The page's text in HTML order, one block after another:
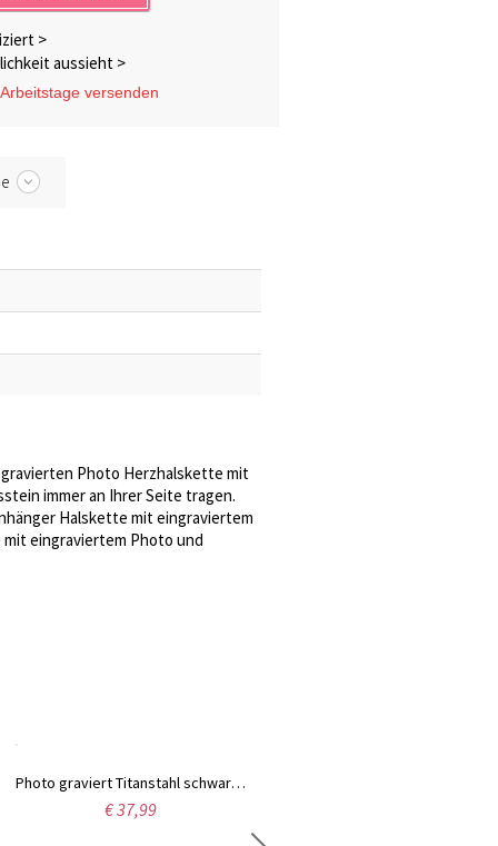
>
aussieht >
Arbeitstage versenden
Photo Herzhalskette mit
immer an Ihrer Seite tragen.
Halskette mit eingraviertem
eingraviertem Photo und
Photo graviert Titanstahl schwarz Dog-Tag-Halskette
€ 37,99